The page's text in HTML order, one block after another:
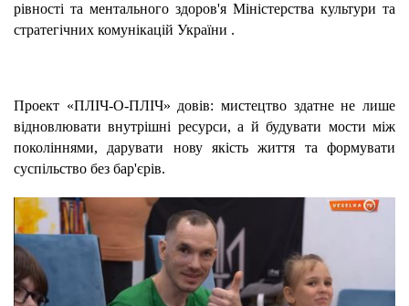
рівності та ментального здоров'я Міністерства культури та
стратегічних комунікацій України .
Проект «ПЛІЧ-О-ПЛІЧ» довів: мистецтво здатне не лише
відновлювати внутрішні ресурси, а й будувати мости між
поколіннями, дарувати нову якість життя та формувати
суспільство без бар'єрів.